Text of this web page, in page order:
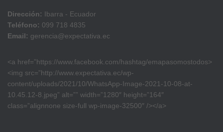
Dirección: Ibarra - Ecuador
Teléfono: 099 718 4835
Email: gerencia@expectativa.ec
<a href=”https://www.facebook.com/hashtag/emapasomostodos>
<img src=”http://www.expectativa.ec/wp-
content/uploads/2021/10/WhatsApp-Image-2021-10-08-at-
10.45.12-8.jpeg” alt=”” width=”1280″ height=”164″
class=”alignnone size-full wp-image-32500″ /></a>